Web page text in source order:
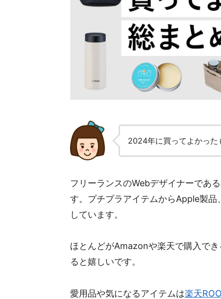
2024年に買ってよかった
フリーランスのWebデザイナーであ
す。プチプラアイテムからApple製
しています。
ほとんどがAmazonや楽天で購入で
ると嬉しいです。
愛用品や気になるアイテムは楽天